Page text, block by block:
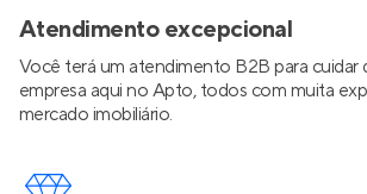
Atendimento excepcional
Você terá um atendimento B2B para cuidar
empresa aqui no Apto, todos com muita
mercado imobiliário.